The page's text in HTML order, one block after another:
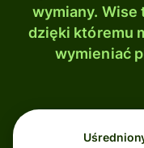
wymiany. Wise
dzięki któremu
wymieniać